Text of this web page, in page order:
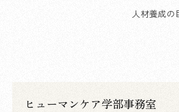
人材養成の
ヒューマンケア学部事務室